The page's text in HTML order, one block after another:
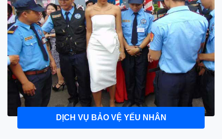
DỊCH VỤ BẢO VỆ YẾU NHÂN